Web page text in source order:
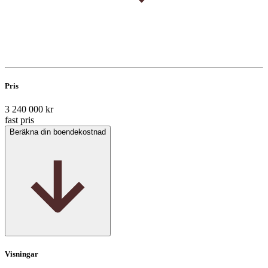
Pris
3 240 000 kr
fast pris
Beräkna din boendekostnad
Visningar